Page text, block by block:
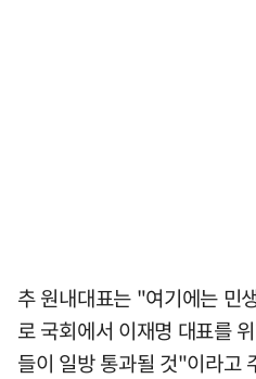
추 원내대표는 "여기에는 민
로 국회에서 이재명 대표를
들이 일방 통과될 것"이라고